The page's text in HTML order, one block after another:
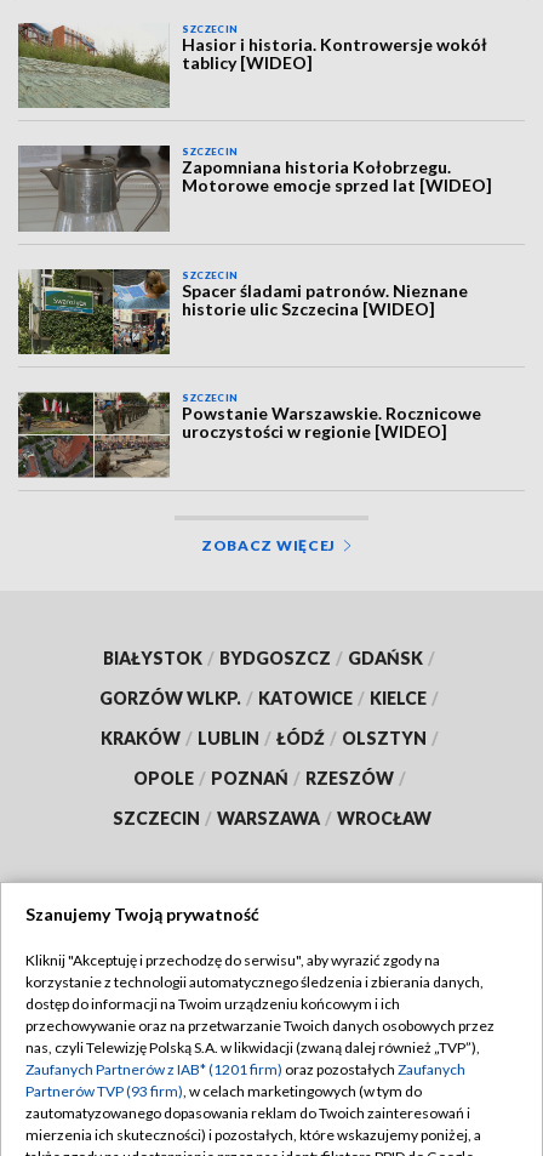
SZCZECIN
Hasior i historia. Kontrowersje wokół
tablicy [WIDEO]
SZCZECIN
Zapomniana historia Kołobrzegu.
Motorowe emocje sprzed lat [WIDEO]
SZCZECIN
Spacer śladami patronów. Nieznane
historie ulic Szczecina [WIDEO]
SZCZECIN
Powstanie Warszawskie. Rocznicowe
uroczystości w regionie [WIDEO]
ZOBACZ WIĘCEJ
BIAŁYSTOK / BYDGOSZCZ / GDAŃSK /
GORZÓW WLKP. / KATOWICE / KIELCE /
KRAKÓW / LUBLIN / ŁÓDŹ / OLSZTYN /
OPOLE / POZNAŃ / RZESZÓW /
SZCZECIN / WARSZAWA / WROCŁAW
TVP
Abonament TVP
Emisja w TVP
Centrum informacji TVP
Naziemna Telewizja Cyfrowa
Regulamin TVP
Polityka prywatności
Moje zgody
Pomoc
Szanujemy Twoją prywatność
Kliknij "Akceptuję i przechodzę do serwisu", aby wyrazić zgody na
korzystanie z technologii automatycznego śledzenia i zbierania danych,
dostęp do informacji na Twoim urządzeniu końcowym i ich
przechowywanie oraz na przetwarzanie Twoich danych osobowych przez
nas, czyli Telewizję Polską S.A. w likwidacji (zwaną dalej również „TVP”),
Zaufanych Partnerów z IAB* (1201 firm) oraz pozostałych Zaufanych
Partnerów TVP (93 firm), w celach marketingowych (w tym do
zautomatyzowanego dopasowania reklam do Twoich zainteresowań i
mierzenia ich skuteczności) i pozostałych, które wskazujemy poniżej, a